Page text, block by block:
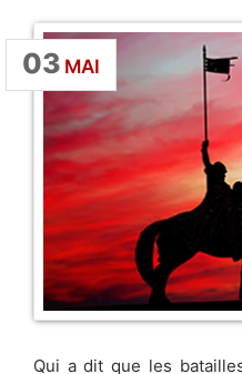
03 MAI
Qui a dit que les